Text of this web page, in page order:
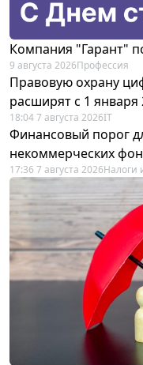
Компания "Гарант"
9 августа 2026Профессия
Правовую охрану
расширят с 1 января
18:04 7 августа 2026IT
Финансовый порог
некоммерческих
17:36 7 августа 2026Налоги